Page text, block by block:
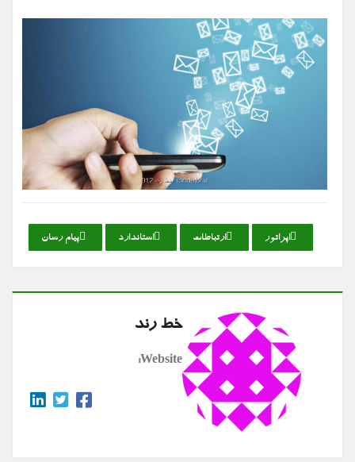
اپراتور ارتباطات استاندارد پیام رسان
خط رند
Website: